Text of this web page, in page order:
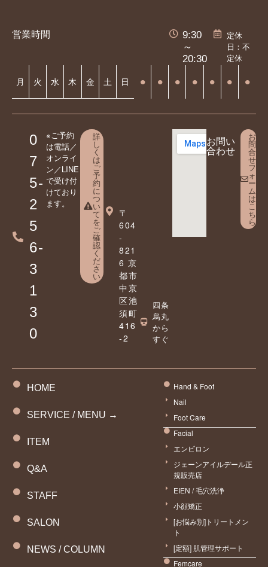
営業時間
9:30
～
20:30
定休
日：不
定休
月 火 水 木 金 土 日 ⚫︎ ⚫︎ ⚫︎ ⚫︎ ⚫︎ ⚫︎ ⚫︎
0
7
5-
2
5
6-
3
1
3
0
※ご予約
は電話／
オンライ
ン／LINE
で受け付
けており
ます。
詳
し
く
は
ご
予
約
に
つ
い
て
を
ご
確
認
く
だ
さ
い
〒
604
-
821
6 京
都市
中京
区池
須町
416
-2
四条
烏丸
から
すぐ
お問い
合わせ
お
問
合
せ
フ
ォ
ー
ム
は
こ
ち
ら
HOME
SERVICE / MENU →
ITEM
Q&A
STAFF
SALON
NEWS / COLUMN
Hand & Foot
Nail
Foot Care
Facial
エンビロン
ジェーンアイルデール正
規販売店
EIEN / 毛穴洗浄
小顔矯正
[お悩み別]トリートメン
ト
[定額] 肌管理サポート
Femcare